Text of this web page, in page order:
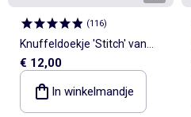
(116)
Knuffeldoekje 'Stitch' van
'Disney'
€ 12,00
In winkelmandje